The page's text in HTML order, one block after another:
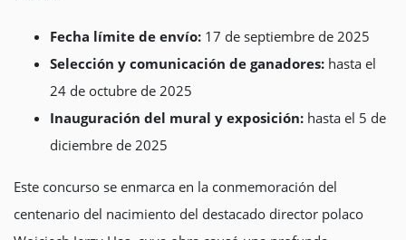
Fecha límite de envío: 17 de septiembre de 2025
Selección y comunicación de ganadores: hasta el
24 de octubre de 2025
Inauguración del mural y exposición: hasta el 5 de
diciembre de 2025
Este concurso se enmarca en la conmemoración del
centenario del nacimiento del destacado director polaco